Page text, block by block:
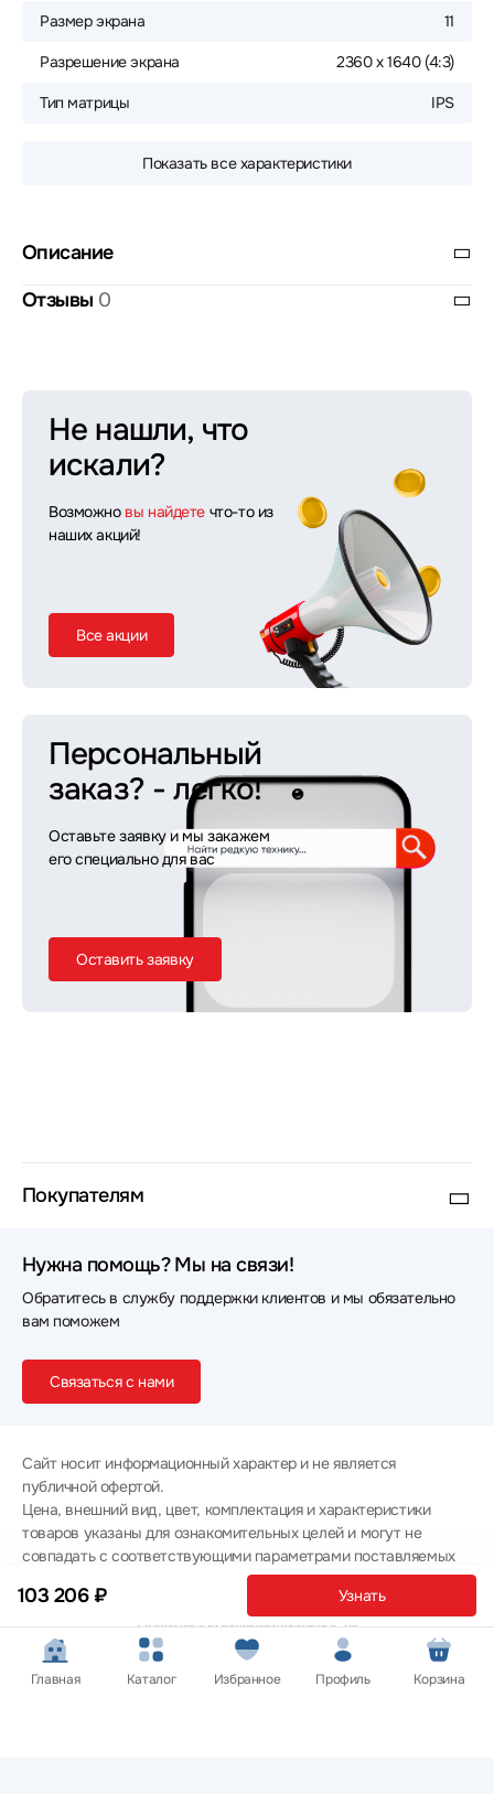
103 206 ₽ Узнать
Размер экрана 11
Разрешение экрана 2360 x 1640 (4:3)
Тип матрицы IPS
Показать все характеристики
Описание
Отзывы 0
Не нашли, что
искали?
Возможно вы найдете что-то из
наших акций!
Все акции
Персональный
заказ? - легко!
Оставьте заявку и мы закажем
его специально для вас
Оставить заявку
Покупателям
Нужна помощь? Мы на связи!
Обратитесь в службу поддержки клиентов и мы обязательно
вам поможем
Связаться с нами
Сайт носит информационный характер и не является
публичной офертой.
Цена, внешний вид, цвет, комплектация и характеристики
товаров указаны для ознакомительных целей и могут не
совпадать с соответствующими параметрами поставляемых
товаров - уточняйте информацию у менеджера при
оформлении заказа.
Политика конфиденциальности
© 2012 — 2026 ООО «Эпл Тэк»
Главная Каталог Избранное Профиль Корзина